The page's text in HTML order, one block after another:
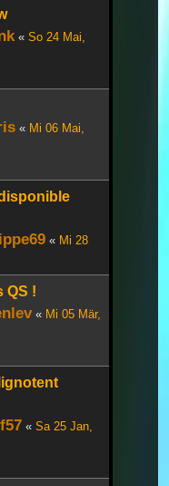
« So 24 Mai,
« Mi 06 Mai,
« Mi 28
QS !
« Mi 05 Mär,
« Sa 25 Jan,